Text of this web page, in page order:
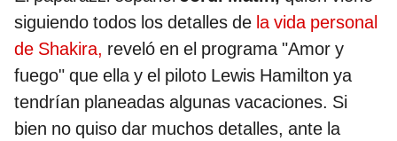
siguiendo todos los detalles de la vida personal
de Shakira, reveló en el programa "Amor y
fuego" que ella y el piloto Lewis Hamilton ya
tendrían planeadas algunas vacaciones. Si
bien no quiso dar muchos detalles, ante la